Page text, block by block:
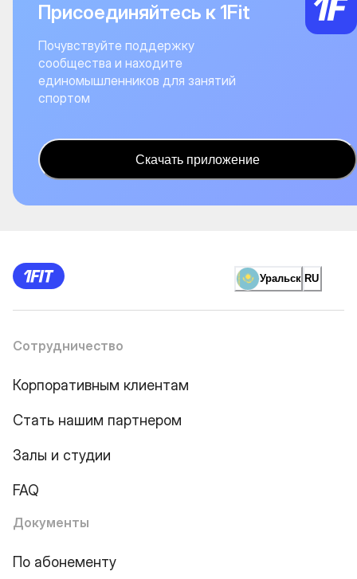
Присоединяйтесь к 1Fit
Почувствуйте поддержку
сообщества и находите
единомышленников для занятий
спортом
Скачать приложение
Уральск RU
Сотрудничество
Корпоративным клиентам
Стать нашим партнером
Залы и студии
FAQ
Документы
По абонементу